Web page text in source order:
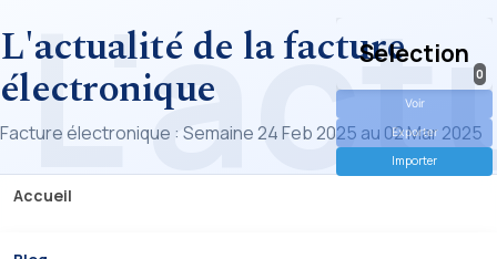
L'actualité de la facture
électronique
Facture électronique : Semaine 24 Feb 2025 au 02 Mar 2025
Accueil
Selection
0
Voir
Exporter
Importer